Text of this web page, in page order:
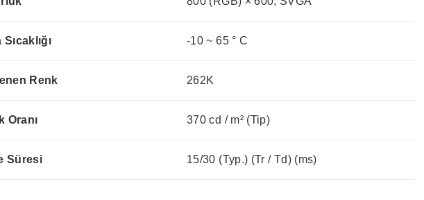
-10 ~ 65 ° C
Renk 262K
Oranı 370 cd / m² (Tip)
Süresi 15/30 (Typ.) (Tr / Td) (ms)